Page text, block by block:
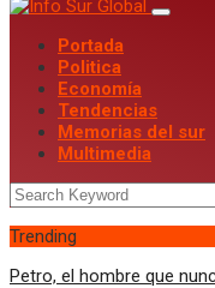
Portada
Politica
Economía
Tendencias
Memorias del sur
Multimedia
Trending
Petro, el hombre que